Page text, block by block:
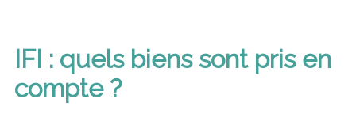
IFI : quels biens sont pris en
compte ?